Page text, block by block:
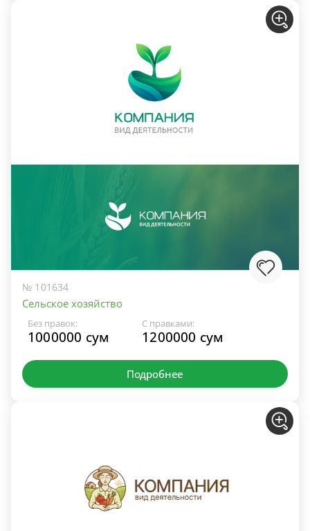
№ 101634
Сельское хозяйство
Без правок:
1000000 сум
С правками:
1200000 сум
Подробнее